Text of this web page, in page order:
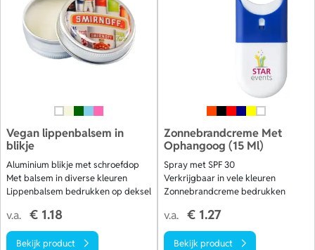
Vegan lippenbalsem in
blikje
Aluminium blikje met schroefdop
Met balsem in diverse kleuren
Lippenbalsem bedrukken op deksel
v.a. € 1.18
Bekijk product
Zonnebrandcreme Met
Ophangoog (15 Ml)
Spray met SPF 30
Verkrijgbaar in vele kleuren
Zonnebrandcreme bedrukken
v.a. € 1.27
Bekijk product